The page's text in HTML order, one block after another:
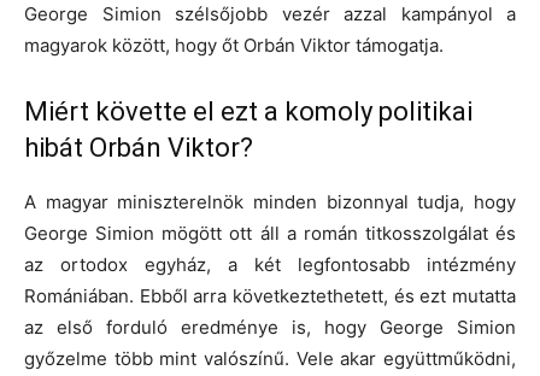
George Simion szélsőjobb vezér azzal kampányol a
magyarok között, hogy őt Orbán Viktor támogatja.
Miért követte el ezt a komoly politikai
hibát Orbán Viktor?
A magyar miniszterelnök minden bizonnyal tudja, hogy
George Simion mögött ott áll a román titkosszolgálat és
az ortodox egyház, a két legfontosabb intézmény
Romániában. Ebből arra következtethetett, és ezt mutatta
az első forduló eredménye is, hogy George Simion
győzelme több mint valószínű. Vele akar együttműködni,